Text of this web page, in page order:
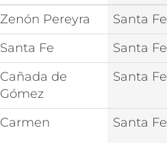
Zenón Pereyra
Santa Fe
Santa Fe
Santa Fe
Cañada de
Gómez
Santa Fe
Carmen Santa Fe